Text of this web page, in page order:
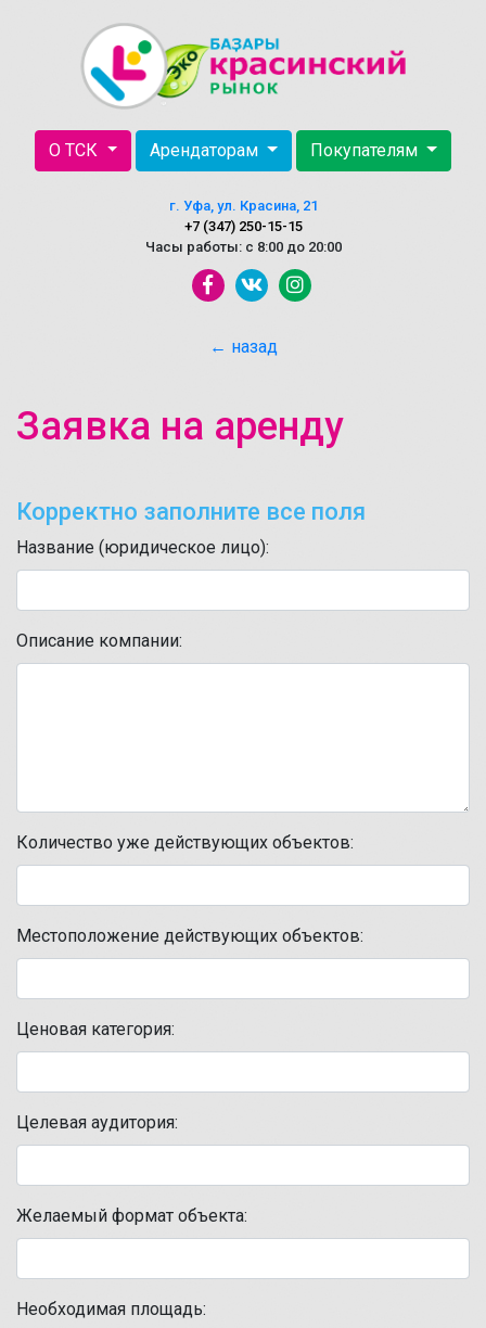
О ТСК Арендаторам Покупателям
г. Уфа, ул. Красина, 21
+7 (347) 250-15-15
Часы работы: с 8:00 до 20:00
← назад
Заявка на аренду
Корректно заполните все поля
Название (юридическое лицо):
Описание компании:
Количество уже действующих объектов:
Местоположение действующих объектов:
Ценовая категория:
Целевая аудитория:
Желаемый формат объекта:
Необходимая площадь: